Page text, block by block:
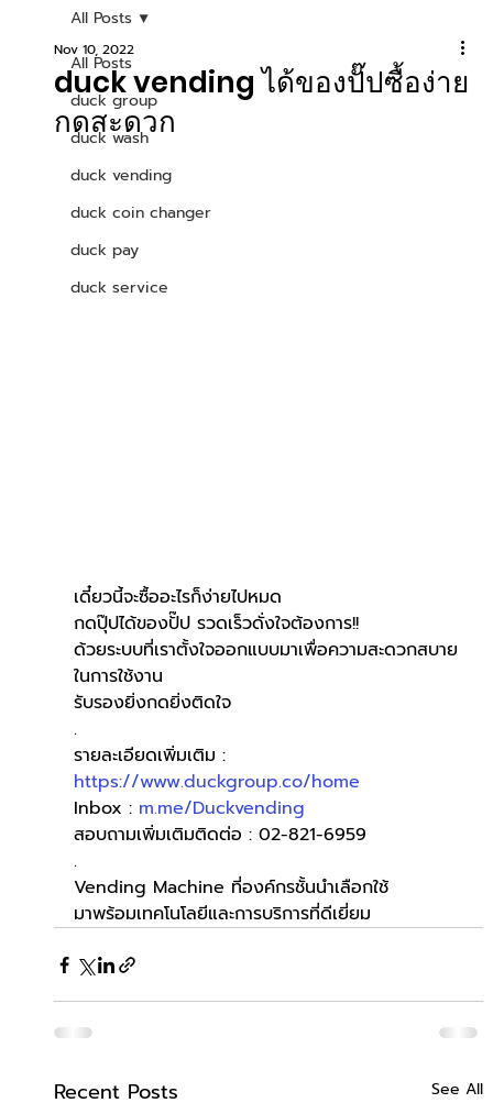
All Posts
duck group
duck wash
duck vending
duck coin changer
duck pay
duck service
All Posts
duck vending ได้ของปั๊ปซื้อง่าย
กดสะดวก
Nov 10, 2022
เดี๋ยวนี้จะซื้ออะไรก็ง่ายไปหมด
กดปุ๊ปได้ของปั๊ป รวดเร็วดั่งใจต้องการ!!
ด้วยระบบที่เราตั้งใจออกแบบมาเพื่อความสะดวกสบาย
ในการใช้งาน
รับรองยิ่งกดยิ่งติดใจ
.
รายละเอียดเพิ่มเติม :
https://www.duckgroup.co/home
Inbox : m.me/Duckvending
สอบถามเพิ่มเติมติดต่อ : 02-821-6959
.
Vending Machine ที่องค์กรชั้นนำเลือกใช้
มาพร้อมเทคโนโลยีและการบริการที่ดีเยี่ยม
Recent Posts See All